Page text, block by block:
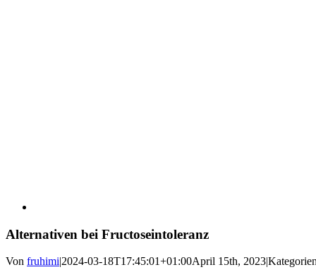
Alternativen bei Fructoseintoleranz
Von fruhimi|2024-03-18T17:45:01+01:00April 15th, 2023|